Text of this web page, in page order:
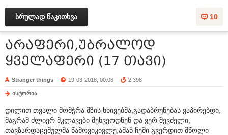
10
სრულად წაკითხვა
არაფერი,უბრალოდ
ყველაფერი (17 თავი)
Stranger things 19-03-2018, 00:06 2 398
ისტორია
დილით თვალი მომჭრა მზის ხხივებმა,გადაბრუნებას ვაპირებდი,
მაგრამ ძლიერ მკლავები მეხვეოდნენ და ვერ შევძელი,
თავზარდაცემულმა წამოვიკივლე,ამან ჩემი გვერდით მწოლი